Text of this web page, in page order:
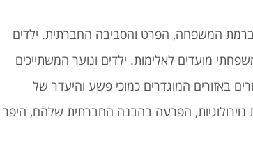
ברמת המשפחה, הפרט והסביבה החברתית. ילדים
מועדים לאלימות. ילדים ונוער המשתייכים
באזורים המוגדרים כמוכי פשע והיעדר של
נוירולוגיות, הפרעה בהבנה החברתית שלהם, היפר